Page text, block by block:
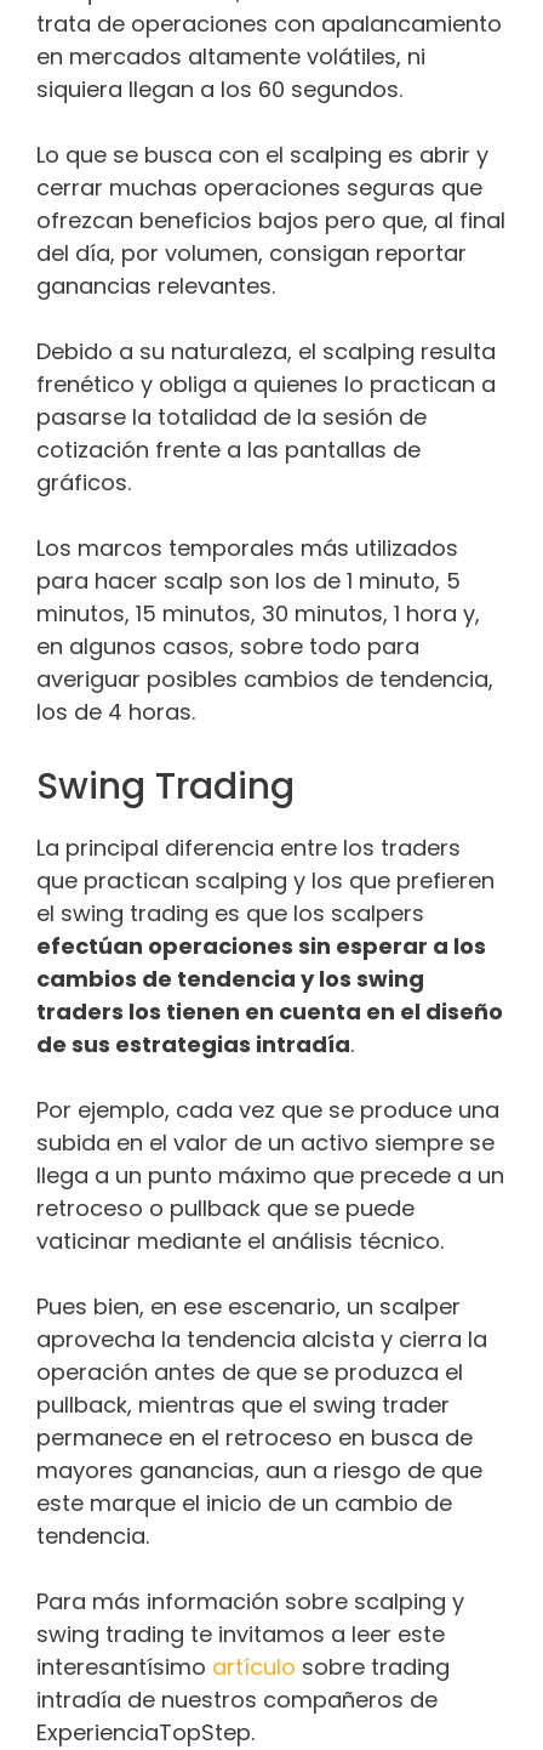
trata de operaciones con apalancamiento
en mercados altamente volátiles, ni
siquiera llegan a los 60 segundos.
Lo que se busca con el scalping es abrir y
cerrar muchas operaciones seguras que
ofrezcan beneficios bajos pero que, al final
del día, por volumen, consigan reportar
ganancias relevantes.
Debido a su naturaleza, el scalping resulta
frenético y obliga a quienes lo practican a
pasarse la totalidad de la sesión de
cotización frente a las pantallas de
gráficos.
Los marcos temporales más utilizados
para hacer scalp son los de 1 minuto, 5
minutos, 15 minutos, 30 minutos, 1 hora y,
en algunos casos, sobre todo para
averiguar posibles cambios de tendencia,
los de 4 horas.
Swing Trading
La principal diferencia entre los traders
que practican scalping y los que prefieren
el swing trading es que los scalpers
efectúan operaciones sin esperar a los
cambios de tendencia y los swing
traders los tienen en cuenta en el diseño
de sus estrategias intradía.
Por ejemplo, cada vez que se produce una
subida en el valor de un activo siempre se
llega a un punto máximo que precede a un
retroceso o pullback que se puede
vaticinar mediante el análisis técnico.
Pues bien, en ese escenario, un scalper
aprovecha la tendencia alcista y cierra la
operación antes de que se produzca el
pullback, mientras que el swing trader
permanece en el retroceso en busca de
mayores ganancias, aun a riesgo de que
este marque el inicio de un cambio de
tendencia.
Para más información sobre scalping y
swing trading te invitamos a leer este
interesantísimo artículo sobre trading
intradía de nuestros compañeros de
ExperienciaTopStep.